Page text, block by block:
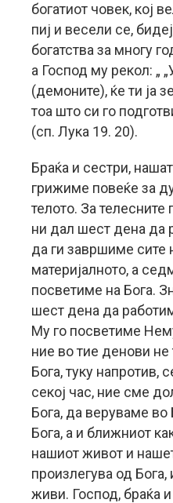
богатиот човек, кој
пиј и весели се,
богатства за многу
а Господ му рекол: „
(демоните), ќе ти ја
тоа што си го
(сп. Лука 19. 20).
Браќа и сестри,
грижиме повеќе за
телото. За
ни дал шест дена да
да ги завршиме сите
материјалното, а
посветиме на Бога.
шест дена да
Му го посветиме
ние во тие денови
Бога, туку напротив,
секој час, ние сме
Бога, да веруваме
Бога, а и ближниот
нашиот живот и
произлегува од
живи. Господ, браќа